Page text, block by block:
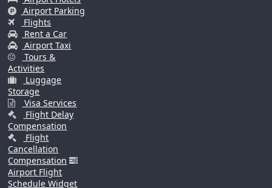
Airport Parking
Flights
Rent a Car
Airport Taxi
Tours &
Activities
Luggage
Storage
Visa Services
Flight Delay
Compensation
Flight
Cancellation
Compensation
Airport Flight
Schedule Widget